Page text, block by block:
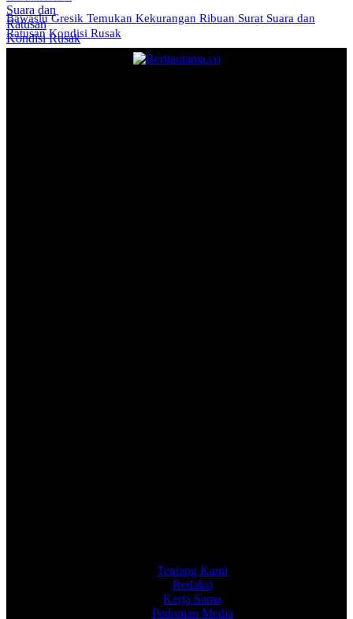
Bawaslu Gresik Temukan Kekurangan Ribuan Surat Suara dan
Ratusan Kondisi Rusak
Tentang Kami
Redaksi
Kerja Sama
Pedoman Media